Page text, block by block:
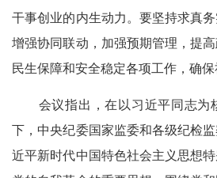
干事创业的内生动力。要坚持求真
增强协同联动，加强预期管理，提
民生保障和安全稳定各项工作，确保
会议指出，在以习近平同志为
下，中央纪委国家监委和各级纪检
近平新时代中国特色社会主义思想